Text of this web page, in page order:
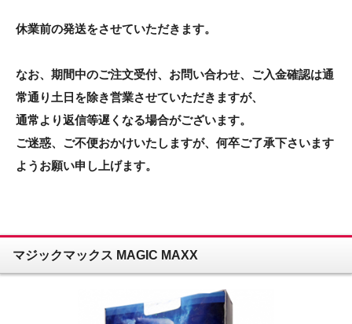
休業前の発送をさせていただきます。
なお、期間中のご注文受付、お問い合わせ、ご入金確認は通
常通り土日を除き営業させていただきますが、
通常より返信等遅くなる場合がございます。
ご迷惑、ご不便おかけいたしますが、何卒ご了承下さいます
ようお願い申し上げます。
マジックマックス MAGIC MAXX